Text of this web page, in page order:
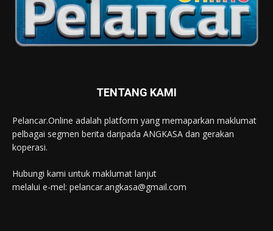
TENTANG KAMI
Pelancar.Online adalah platform yang memaparkan maklumat
pelbagai segmen berita daripada ANGKASA dan gerakan
koperasi.
Hubungi kami untuk maklumat lanjut
melalui e-mel: pelancar.angkasa@gmail.com